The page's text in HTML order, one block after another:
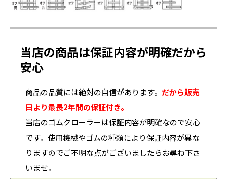
当店の商品は保証内容が明確だから
安心
商品の品質には絶対の自信があります。 だから販売
日より最長2年間の保証付き。
当店のゴムクローラーは保証内容が明確なので安心
です。使用機械やゴムの種類により保証内容が異な
りますのでご不明な点がございましたらお尋ね下さ
いませ。